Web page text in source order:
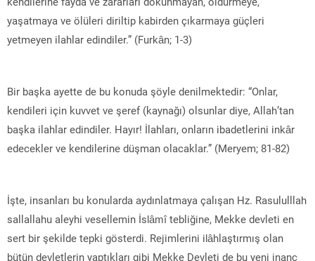
yaşatmaya ve ölüleri diriltip kabirden çıkarmaya güçleri
yetmeyen ilahlar edindiler.” (Furkân; 1-3)
Bir başka ayette de bu konuda şöyle denilmektedir: “Onlar,
kendileri için kuvvet ve şeref (kaynağı) olsunlar diye, Allah’tan
başka ilahlar edindiler. Hayır! İlahları, onların ibadetlerini inkâr
edecekler ve kendilerine düşman olacaklar.” (Meryem; 81-82)
İşte, insanları bu konularda aydınlatmaya çalışan Hz. Rasululllah
sallallahu aleyhi vesellemin İslâmî tebliğine, Mekke devleti en
sert bir şekilde tepki gösterdi. Rejimlerini ilâhlaştırmış olan
bütün devletlerin yaptıkları gibi Mekke Devleti de bu yeni inanç